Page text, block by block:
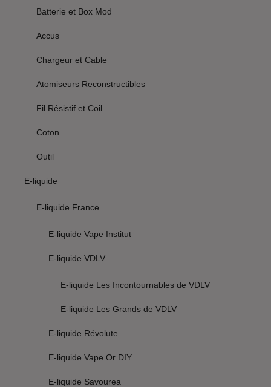
Batterie et Box Mod
Accus
Chargeur et Cable
Atomiseurs Reconstructibles
Fil Résistif et Coil
Coton
Outil
E-liquide
E-liquide France
E-liquide Vape Institut
E-liquide VDLV
E-liquide Les Incontournables de VDLV
E-liquide Les Grands de VDLV
E-liquide Révolute
E-liquide Vape Or DIY
E-liquide Savourea